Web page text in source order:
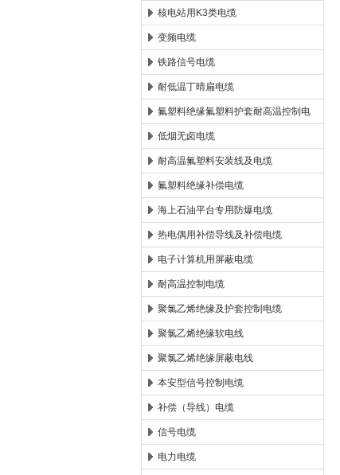
核电站用K3类电缆
变频电缆
铁路信号电缆
耐低温丁晴扁电缆
氟塑料绝缘氟塑料护套耐高温控制电
缆
低烟无卤电缆
耐高温氟塑料安装线及电缆
氟塑料绝缘补偿电缆
海上石油平台专用防爆电缆
热电偶用补偿导线及补偿电缆
电子计算机用屏蔽电缆
耐高温控制电缆
聚氯乙烯绝缘及护套控制电缆
聚氯乙烯绝缘软电线
聚氯乙烯绝缘屏蔽电线
本安型信号控制电缆
补偿（导线）电缆
信号电缆
电力电缆